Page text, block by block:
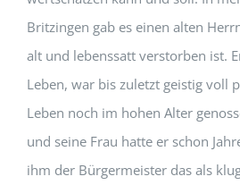
Britzingen gab es einen alten
alt und lebenssatt verstorben ist.
Leben, war bis zuletzt geistig voll
Leben noch im hohen Alter
und seine Frau hatte er schon
ihm der Bürgermeister das als